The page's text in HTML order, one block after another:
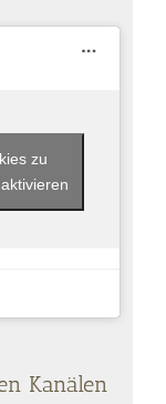
zu
Kanälen